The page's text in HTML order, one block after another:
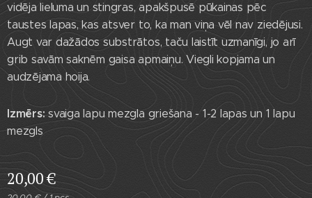
vidēja lieluma un stingras, apakšpusē pūkainas pēc
taustes lapas, kas atsver to, ka man viņa vēl nav ziedējusi.
Augt var dažādos substrātos, taču laistīt uzmanīgi, jo arī
grib savām saknēm gaisa apmaiņu. Viegli kopjama un
audzējama hoija.
Izmērs: svaiga lapu mezgla griešana - 1-2 lapas un 1 lapu
mezgls
20,00€